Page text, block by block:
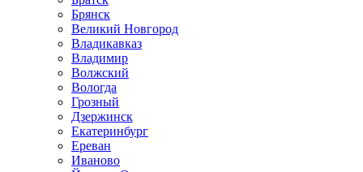
Брянск
Великий Новгород
Владикавказ
Владимир
Волжский
Вологда
Грозный
Дзержинск
Екатеринбург
Ереван
Иваново